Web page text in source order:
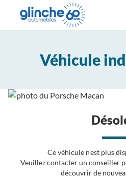
Véhicule
Ce véhicule n'est plus
Veuillez contacter un conseiller
découvrir de